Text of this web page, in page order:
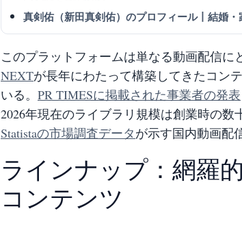
真剣佑（新田真剣佑）のプロフィール丨結婚
このプラットフォームは単なる動画配信に
NEXTが長年にわたって構築してきたコン
いる。 PR TIMESに掲載された事業者の発表
2026年現在のライブラリ規模は創業時の数
Statistaの市場調査データが示す国内動画配
ラインナップ：網羅
コンテンツ